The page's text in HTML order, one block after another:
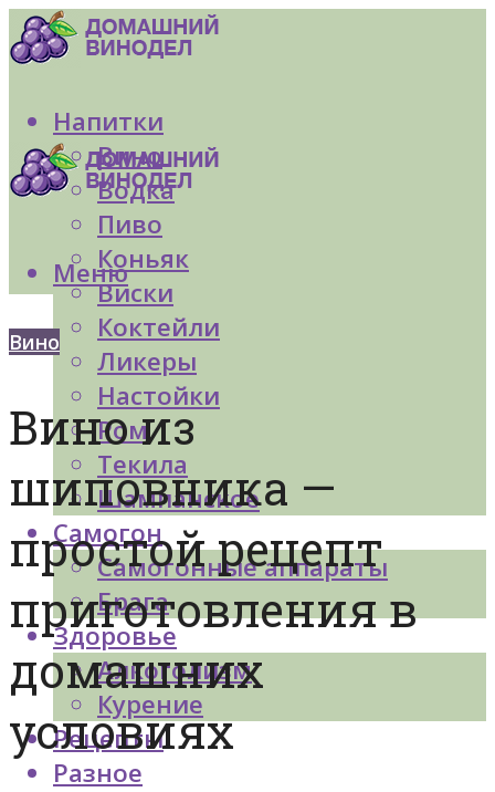
Напитки
Вино
Водка
Пиво
Коньяк
Виски
Коктейли
Ликеры
Настойки
Ром
Текила
Шампанское
Самогон
Самогонные аппараты
Брага
Здоровье
Алкоголизм
Курение
Рецепты
Разное
Меню
Вино
Вино из
шиповника —
простой рецепт
приготовления в
домашних
условиях